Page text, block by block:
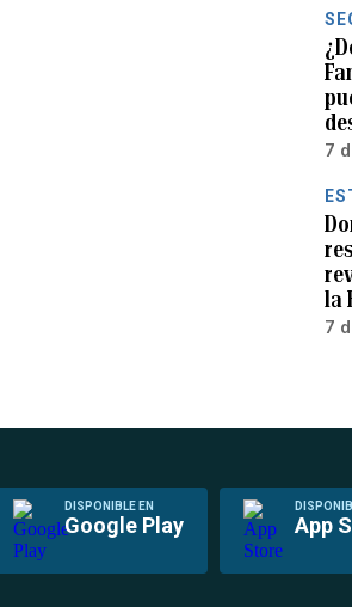
7
la
7
DISPONIBLE EN
Google Play App